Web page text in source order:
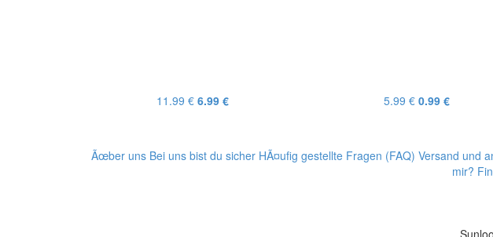
11.99 € 6.99 € 5.99 € 0.99 €
Ãœber uns Bei uns bist du sicher HÃ¤ufig gestellte Fragen (FAQ) Versand und
mir?